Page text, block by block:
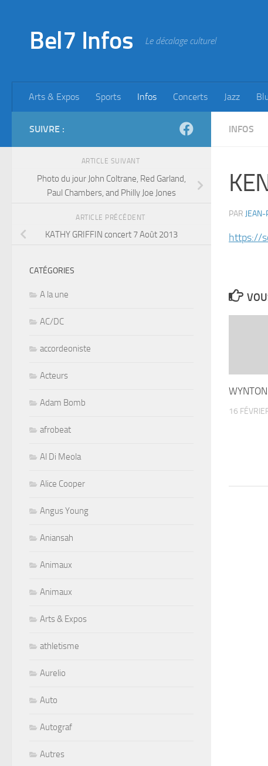
Bel7 Infos Le décalage culturel
Arts & Expos Sports Infos Concerts Jazz
INFOS
PAR JEAN-
https://
16
SUIVRE :
ARTICLE SUIVANT
Photo du jour John Coltrane, Red Garland,
Paul Chambers, and Philly Joe Jones
ARTICLE PRÉCÉDENT
KATHY GRIFFIN concert 7 Août 2013
CATÉGORIES
A la une
AC/DC
accordeoniste
Acteurs
Adam Bomb
afrobeat
Al Di Meola
Alice Cooper
Angus Young
Aniansah
Animaux
Animaux
Arts & Expos
athletisme
Aurelio
Auto
Autograf
Autres